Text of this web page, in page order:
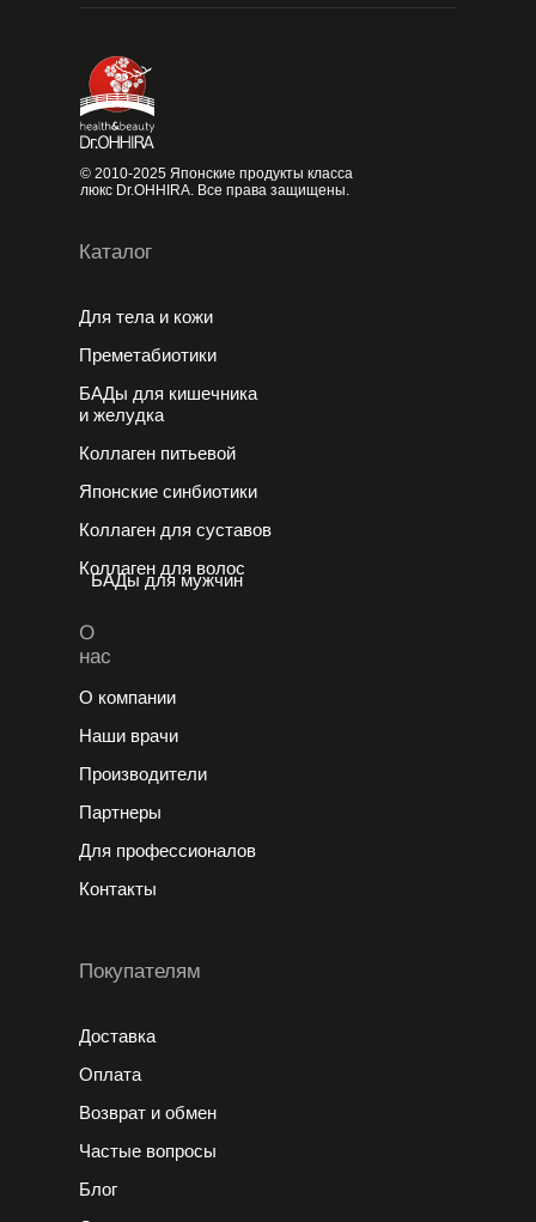
Каталог
О
нас
Покупателям
Для тела и кожи
© 2010-2025 Японские продукты класса
люкс Dr.OHHIRA. Все права защищены.
О компании
Доставка
Преметабиотики
Наши врачи
Оплата
БАДы для кишечника
и желудка
Производители
Возврат и обмен
Коллаген питьевой
Партнеры
Для профессионалов
Контакты
Частые вопросы
Блог
Японские cинбиотики
Коллаген для суставов
Коллаген для волос
БАДы для мужчин